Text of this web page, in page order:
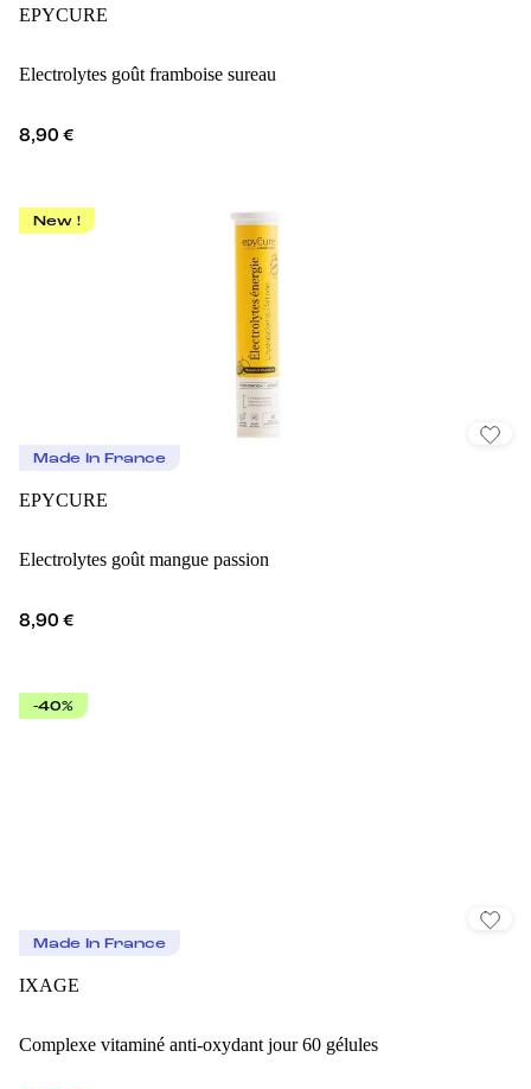
EPYCURE
Electrolytes goût framboise sureau
8,90 €
New !
Made In France
EPYCURE
Electrolytes goût mangue passion
8,90 €
-40%
Made In France
IXAGE
Complexe vitaminé anti-oxydant jour 60 gélules